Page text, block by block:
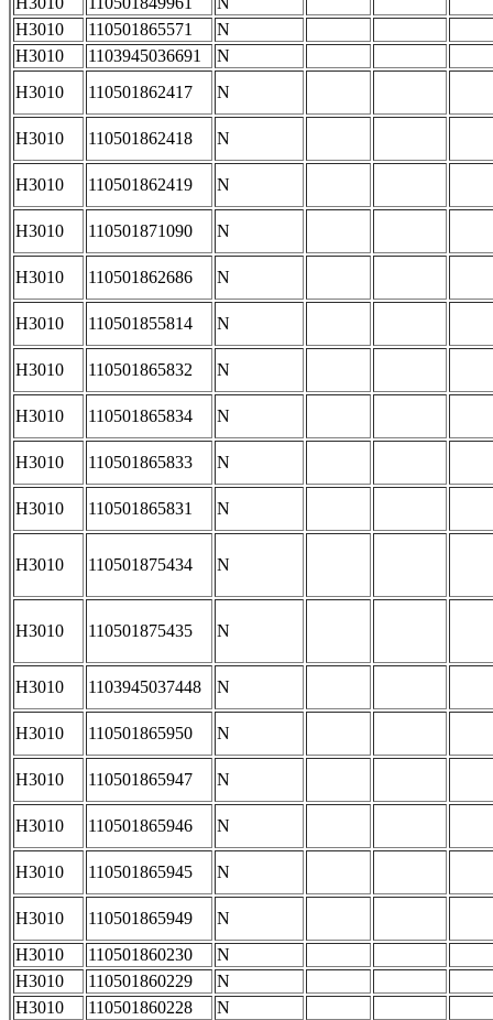
H3010
110501865571
N
H3010
1103945036691
N
H3010
110501862417 N
H3010 110501862418 N
H3010 110501862419 N
H3010 110501871090 N
H3010 110501862686 N
H3010 110501855814 N
H3010 110501865832 N
H3010 110501865834 N
H3010 110501865833 N
H3010 110501865831 N
H3010 110501875434 N
H3010 110501875435 N
H3010 1103945037448 N
H3010 110501865950 N
H3010 110501865947 N
H3010 110501865946 N
H3010 110501865945 N
H3010 110501865949
N
H3010
110501860230
N
H3010
110501860229
N
H3010
110501860228
N